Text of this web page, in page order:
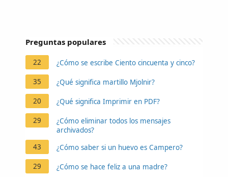
Preguntas populares
22 ¿Cómo se escribe Ciento cincuenta y cinco?
35 ¿Qué significa martillo Mjolnir?
20 ¿Qué significa Imprimir en PDF?
29
¿Cómo eliminar todos los mensajes
archivados?
43
¿Cómo saber si un huevo es Campero?
29 ¿Cómo se hace feliz a una madre?